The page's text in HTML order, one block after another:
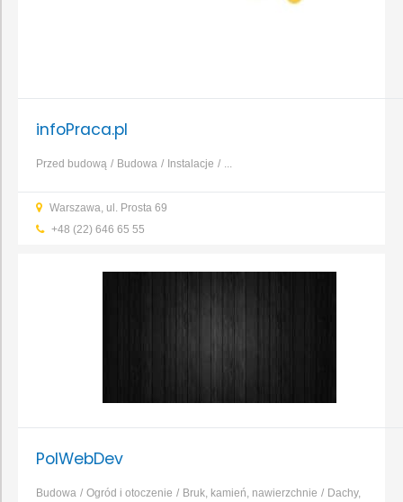
infoPraca.pl
Przed budową Budowa Instalacje ...
Warszawa, ul. Prosta 69
+48 (22) 646 65 55
PolWebDev
Budowa Ogród i otoczenie Bruk, kamień, nawierzchnie
Dachy,